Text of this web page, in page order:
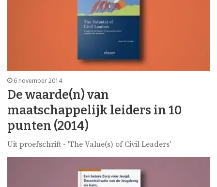
6 november 2014
De waarde(n) van
maatschappelijk leiders in 10
punten (2014)
Uit proefschrift - 'The Value(s) of Civil Leaders'